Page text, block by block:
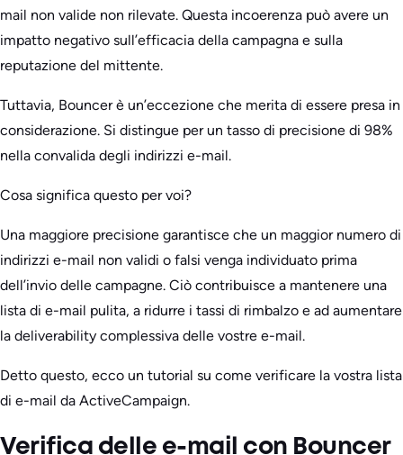
mail non valide non rilevate. Questa incoerenza può avere un
impatto negativo sull’efficacia della campagna e sulla
reputazione del mittente.
Tuttavia, Bouncer è un’eccezione che merita di essere presa in
considerazione. Si distingue per un tasso di precisione di 98%
nella convalida degli indirizzi e-mail.
Cosa significa questo per voi?
Una maggiore precisione garantisce che un maggior numero di
indirizzi e-mail non validi o falsi venga individuato prima
dell’invio delle campagne. Ciò contribuisce a mantenere una
lista di e-mail pulita, a ridurre i tassi di rimbalzo e ad aumentare
la deliverability complessiva delle vostre e-mail.
Detto questo, ecco un tutorial su come verificare la vostra lista
di e-mail da ActiveCampaign.
Verifica delle e-mail con Bouncer